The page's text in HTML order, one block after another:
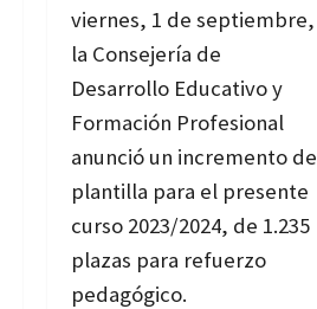
viernes, 1 de septiembre,
la Consejería de
Desarrollo Educativo y
Formación Profesional
anunció un incremento de
plantilla para el presente
curso 2023/2024, de 1.235
plazas para refuerzo
pedagógico.